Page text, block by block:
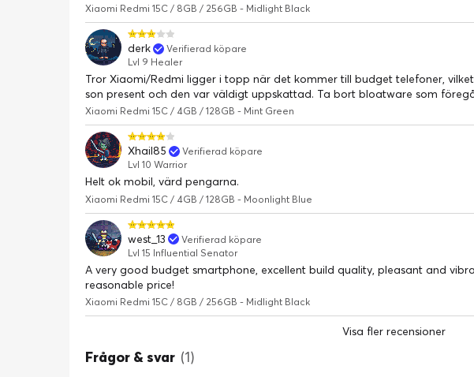
Xiaomi Redmi 15C / 8GB / 256GB - Midlight Black
derk
Verifierad köpare
Lvl 9 Healer
Tror Xiaomi/Redmi ligger i topp när det kommer till budget telefoner,
son present och den var väldigt uppskattad. Ta bort bloatware som
Xiaomi Redmi 15C / 4GB / 128GB - Mint Green
Xhail85
Verifierad köpare
Lvl 10 Warrior
Helt ok mobil, värd pengarna.
Xiaomi Redmi 15C / 4GB / 128GB - Moonlight Blue
west_13
Verifierad köpare
Lvl 15 Influential Senator
A very good budget smartphone, excellent build quality, pleasant and
reasonable price!
Xiaomi Redmi 15C / 8GB / 256GB - Midlight Black
Visa fler recensioner
Frågor & svar (1)